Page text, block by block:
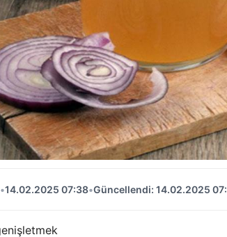
•14.02.2025 07:38•Güncellendi: 14.02.2025